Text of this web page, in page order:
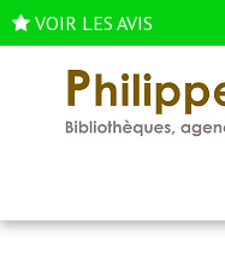
VOIR LES AVIS